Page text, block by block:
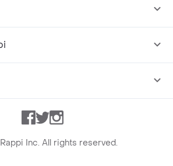
Facebook
TwitterInstagram
Rappi Inc. All rights reserved.